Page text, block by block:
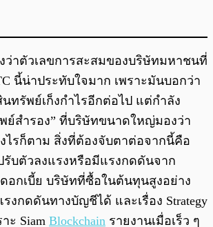
ว่าตัวเลขการสะสมของบริษัทมหาชนที่
นี้น่าประทับใจมาก เพราะมันบอกว่า
ทรัพย์เก็งกำไรอีกต่อไป แต่กำลัง
ย์สำรอง” ที่บริษัทขนาดใหญ่มองว่า
ไรก็ตาม สิ่งที่ต้องจับตาต่อจากนี้คือ
รับตัวลงแรงหรือมีแรงกดดันจาก
ดอกเบี้ย บริษัทที่ซื้อในต้นทุนสูงอย่าง
รงกดดันทางบัญชีได้ และเรื่อง Strategy
ะ Siam Blockchain รายงานเมื่อเร็ว ๆ